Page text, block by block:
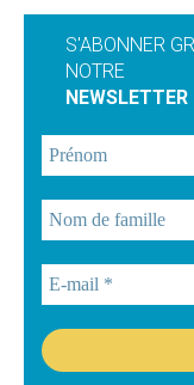
S'ABONNER
NOTRE